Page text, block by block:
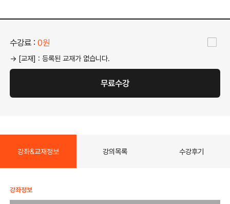
수강료 :0원
→ [교재] : 등록된 교재가 없습니다.
무료수강
강좌&교재정보 강의목록 수강후기
강좌정보